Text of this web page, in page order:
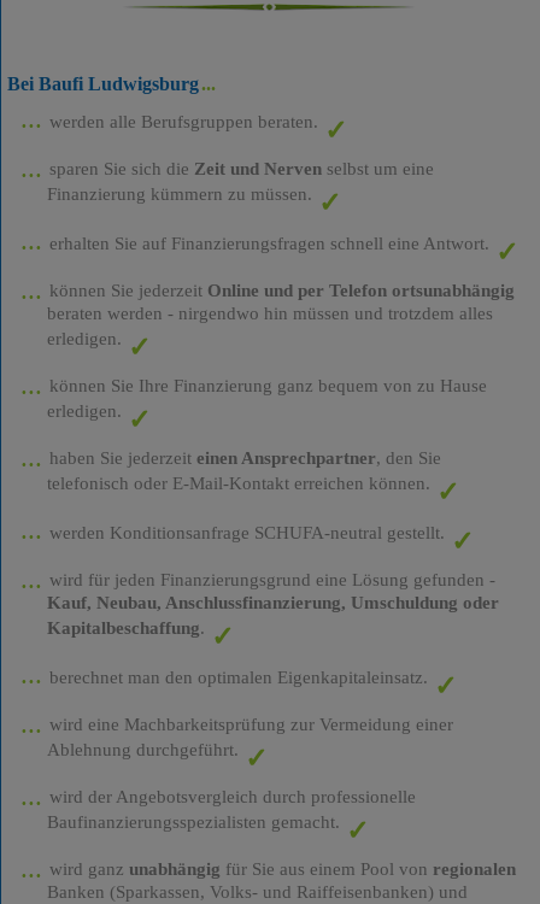
Bei Baufi Ludwigsburg
werden alle Berufsgruppen beraten.
sparen Sie sich die Zeit und Nervenselbst um eine
Finanzierung kümmern zu müssen.
erhalten Sie auf Finanzierungsfragen schnell eine Antwort.
können Sie jederzeit Online und per Telefon ortsunabhängig
beraten werden - nirgendwo hin müssen und trotzdem alles
erledigen.
können Sie Ihre Finanzierung ganz bequem von zu Hause
erledigen.
haben Sie jederzeit einen Ansprechpartner, den Sie
telefonisch oder E-Mail-Kontakt erreichen können.
werden Konditionsanfrage SCHUFA-neutral gestellt.
wird für jeden Finanzierungsgrund eine Lösung gefunden -
Kauf, Neubau, Anschlussfinanzierung, Umschuldung oder
Kapitalbeschaffung.
berechnet man den optimalen Eigenkapitaleinsatz.
wird eine Machbarkeitsprüfung zur Vermeidung einer
Ablehnung durchgeführt.
wird der Angebotsvergleich durch professionelle
Baufinanzierungsspezialisten gemacht.
wird ganz unabhängig für Sie aus einem Pool von regionalen
Banken (Sparkassen, Volks- und Raiffeisenbanken) und